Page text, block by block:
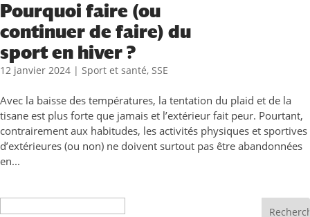
Pourquoi faire (ou
continuer de faire) du
sport en hiver ?
12 janvier 2024 | Sport et santé, SSE
Avec la baisse des températures, la tentation du plaid et de la
tisane est plus forte que jamais et l’extérieur fait peur. Pourtant,
contrairement aux habitudes, les activités physiques et sportives
d’extérieures (ou non) ne doivent surtout pas être abandonnées
en...